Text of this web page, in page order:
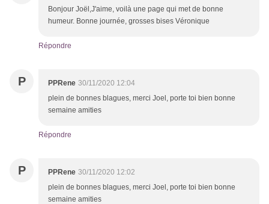
Bonjour Joël,J'aime, voilà une page qui met de bonne
humeur. Bonne journée, grosses bises Véronique
Répondre
P PPRene 30/11/2020 12:04
plein de bonnes blagues, merci Joel, porte toi bien bonne
semaine amities
Répondre
P PPRene 30/11/2020 12:02
plein de bonnes blagues, merci Joel, porte toi bien bonne
semaine amities